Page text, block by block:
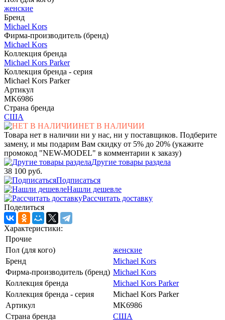
женские
Бренд
Michael Kors
Фирма-производитель (бренд)
Michael Kors
Коллекция бренда
Michael Kors Parker
Коллекция бренда - серия
Michael Kors Parker
Артикул
MK6986
Страна бренда
США
НЕТ В НАЛИЧИИ
Товара нет в наличии ни у нас, ни у поставщиков. Подберите
замену, и мы подарим Вам скидку от 5% до 20% (укажите
промокод "NEW-MODEL" в комментарии к заказу)
Другие товары раздела
38 100 руб.
Подписаться
Нашли дешевле
Рассчитать доставку
Поделиться
Характеристики:
Прочие
Пол (для кого)
женские
Бренд
Michael Kors
Фирма-производитель (бренд) Michael Kors
Коллекция бренда
Michael Kors Parker
Коллекция бренда - серия
Michael Kors Parker
Артикул
MK6986
Страна бренда
США